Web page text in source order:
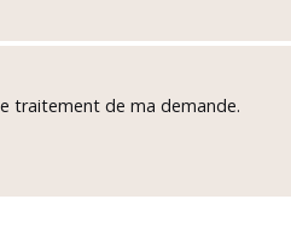
traitement de ma demande.